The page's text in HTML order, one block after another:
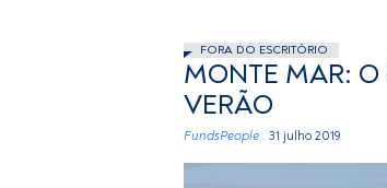
FORA DO ESCRITÓRIO
MONTE MAR: O
VERÃO
FundsPeople . 31 julho 2019